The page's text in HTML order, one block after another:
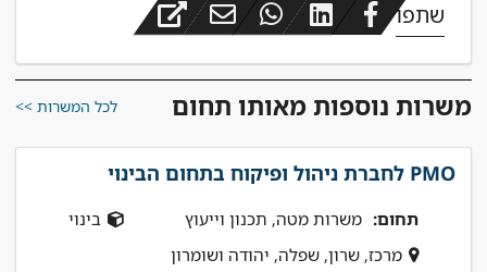
שתפו
משרות נוספות מאותו תחום לכל המשרות >>
PMO לחברת ניהול ופיקוח בתחום הבינוי
תחום: משרות מטה, תכנון וייעוץ
בינוי
מרכז, שרון, שפלה, יהודה ושומרון